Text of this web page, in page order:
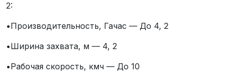
2:
•Производительность, Гачас — До 4, 2
•Ширина захвата, м — 4, 2
•Рабочая скорость, кмч — До 10